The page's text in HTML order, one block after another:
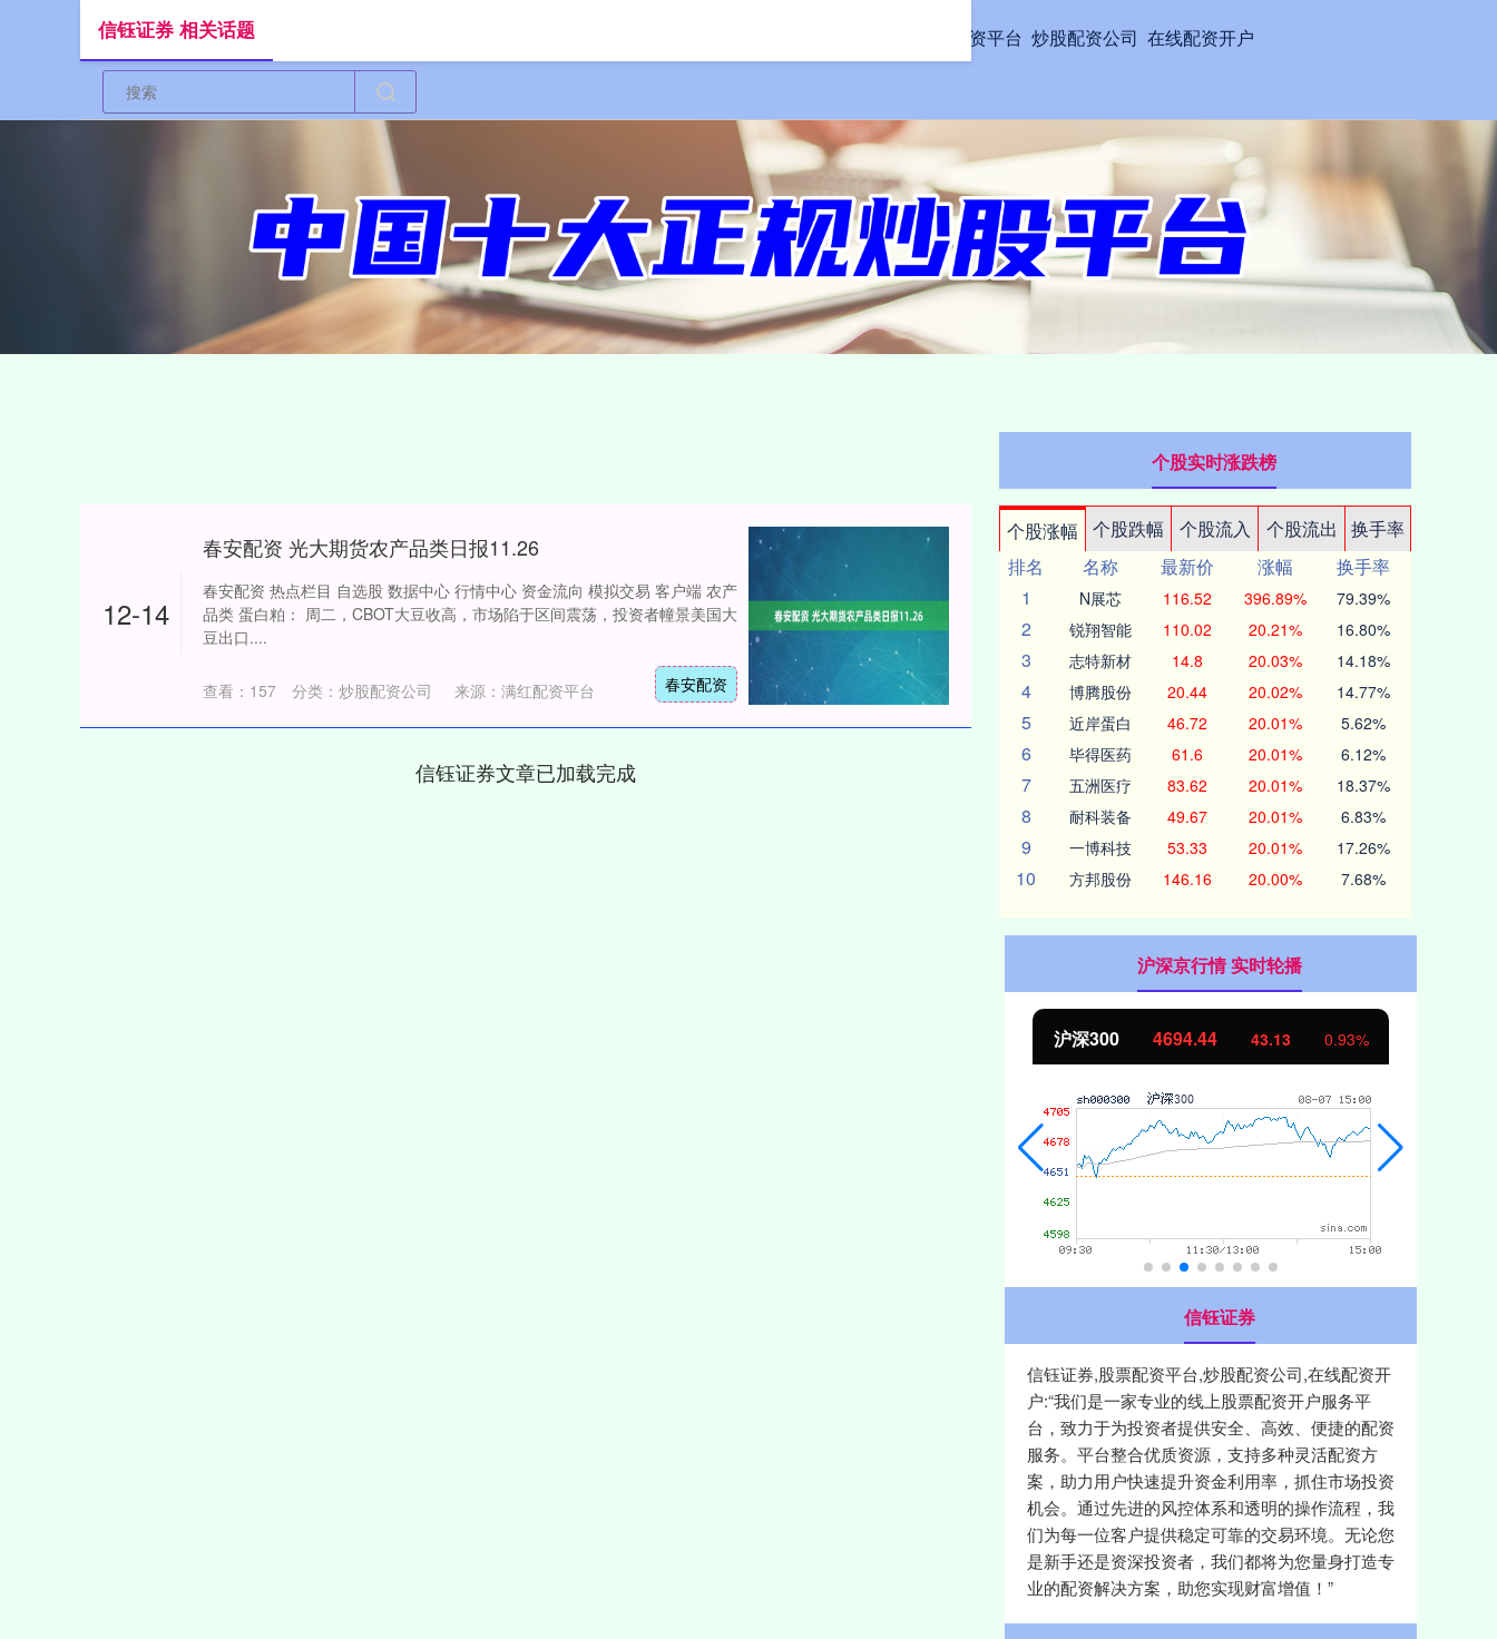
股票配资平台 炒股配资公司 在线配资开户
信钰证券 相关话题
12-14
春安配资 光大期货农产品类日报11.26
春安配资 热点栏目 自选股 数据中心 行情中心 资金流向 模拟交易 客户端 农产
品类 蛋白粕： 周二，CBOT大豆收高，市场陷于区间震荡，投资者幢景美国大
豆出口....
春安配资
来源：满红配资平台
查看： 157 分类： 炒股配资公司
信钰证券文章已加载完成
个股实时涨跌榜
个股涨幅 个股跌幅 个股流入 个股流出
换手率
排名
名称 最新价 涨幅
换手率
1
N展芯 116.52 396.89% 79.39%
2 锐翔智能 110.02 20.21% 16.80%
3 志特新材 14.8 20.03% 14.18%
4 博腾股份 20.44 20.02% 14.77%
5 近岸蛋白 46.72 20.01% 5.62%
6 毕得医药 61.6 20.01% 6.12%
7 五洲医疗 83.62 20.01% 18.37%
8 耐科装备 49.67 20.01% 6.83%
9 一博科技 53.33 20.01% 17.26%
10 方邦股份 146.16 20.00% 7.68%
沪深京行情 实时轮播
北证50 1134.24 11.37 1.01%
信钰证券
信钰证券,股票配资平台,炒股配资公司,在线配资开
户:“我们是一家专业的线上股票配资开户服务平
台，致力于为投资者提供安全、高效、便捷的配资
服务。平台整合优质资源，支持多种灵活配资方
案，助力用户快速提升资金利用率，抓住市场投资
机会。通过先进的风控体系和透明的操作流程，我
们为每一位客户提供稳定可靠的交易环境。无论您
是新手还是资深投资者，我们都将为您量身打造专
业的配资解决方案，助您实现财富增值！”